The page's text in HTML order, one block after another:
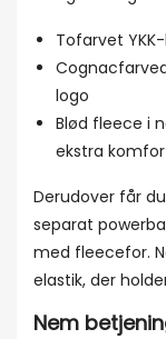
Tofarvet
logo
Blød fleece i
ekstra
Derudover får
separat
med fleecefor.
elastik, der
Nem